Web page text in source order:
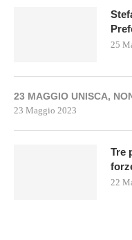
25
23 MAGGIO UNISCA,
23 Maggio 2023
Tre
22